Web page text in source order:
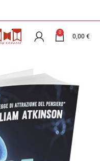
0
0,00 €